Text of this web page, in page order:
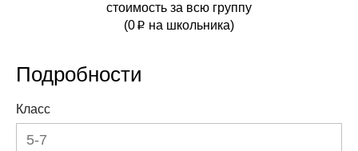
стоимость за всю группу
(0 p на школьника)
Подробности
Класс